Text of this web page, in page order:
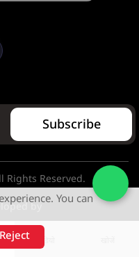
Subscribe
Rights Reserved.
by
You can
Reject